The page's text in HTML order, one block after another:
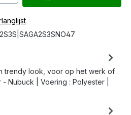
trendy look, voor op het werk of
Nubuck | Voering : Polyester |